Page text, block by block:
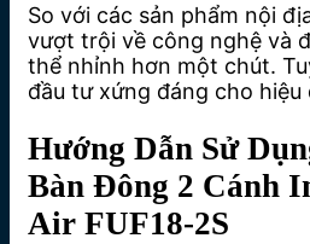
So với các sản phẩm nội
vượt trội về công nghệ và
thể nhỉnh hơn một chút.
đầu tư xứng đáng cho hiệu
Hướng Dẫn Sử
Bàn Đông 2 Cánh
Air FUF18-2S